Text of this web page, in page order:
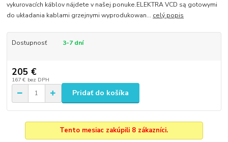
vykurovacích káblov nájdete v našej ponuke.ELEKTRA VCD są gotowymi
do układania kablami grzejnymi wyprodukowan... celý popis
Dostupnosť 3-7 dní
205 €
167 € bez DPH
Pridať do košíka
Tento mesiac zakúpili 8 zákazníci.